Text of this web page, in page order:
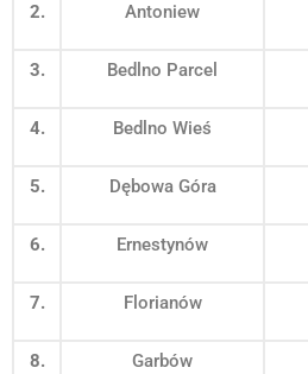
2. Antoniew
3. Bedlno Parcel
4. Bedlno Wieś
5. Dębowa Góra
6. Ernestynów
7. Florianów
8. Garbów